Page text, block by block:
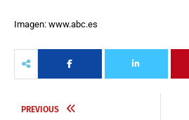
Imagen: www.abc.es
PREVIOUS